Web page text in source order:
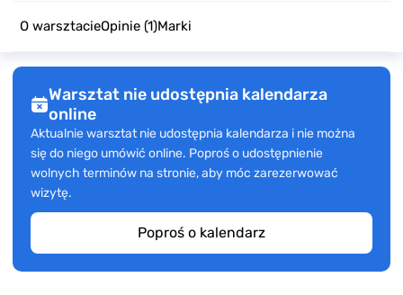
O warsztacieOpinie (1)Marki
Warsztat nie udostępnia kalendarza
online
Aktualnie warsztat nie udostępnia kalendarza i nie można
się do niego umówić online. Poproś o udostępnienie
wolnych terminów na stronie, aby móc zarezerwować
wizytę.
Poproś o kalendarz